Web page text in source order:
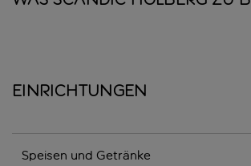
Einrichtungen
Speisen und Getränke